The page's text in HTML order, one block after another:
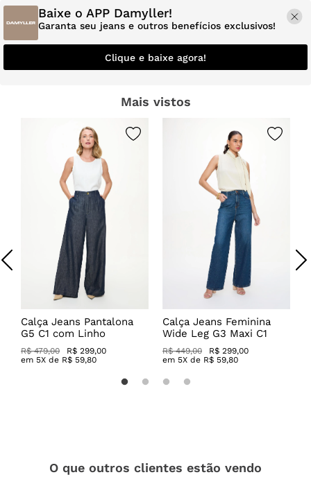
Baixe o APP Damyller!
Garanta seu jeans e outros benefícios exclusivos!
Clique e baixe agora!
Mais vistos
Calça Jeans Pantalona
G5 C1 com Linho
R$ 479,00
R$ 299,00
em 5X de R$ 59,80
Calça Jeans Feminina
Wide Leg G3 Maxi C1
R$ 449,00
R$ 299,00
em 5X de R$ 59,80
O que outros clientes estão vendo